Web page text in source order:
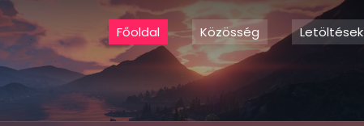
Főoldal Közösség Letöltések